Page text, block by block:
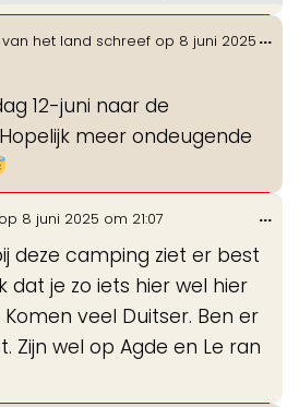
het land schreef op 8 juni 2025
12-juni naar de
meer ondeugende
...
8 juni 2025 om 21:07
deze camping ziet er best
dat je zo iets hier wel hier
veel Duitser. Ben er
Zijn wel op Agde en Le ran
...